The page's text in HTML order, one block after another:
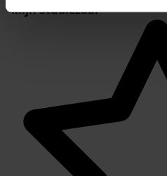
Mijn Studiezaal